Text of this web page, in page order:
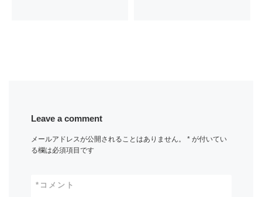
Leave a comment
メールアドレスが公開されることはありません。 *が付いてい
る欄は必須項目です
コメント
*